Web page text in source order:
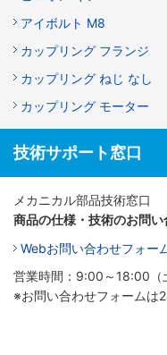
アイボルト M8
カップリング フランジ
カップリング ねじ なし
カップリング モーター
技術サポート窓口
メカニカル部品技術窓口
商品の仕様・技術のお問い
Webお問い合わせフォー
営業時間：9:00～18:00（
※お問い合わせフォームは